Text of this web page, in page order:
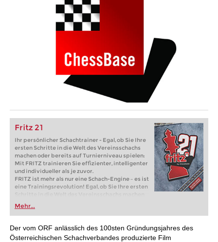
Fritz 21
Ihr persönlicher Schachtrainer - Egal, ob Sie Ihre
ersten Schritte in die Welt des Vereinsschachs
machen oder bereits auf Turnierniveau spielen:
Mit FRITZ trainieren Sie effizienter, intelligenter
und individueller als je zuvor.
FRITZ ist mehr als nur eine Schach-Engine – es ist
eine Trainingsrevolution! Egal, ob Sie Ihre ersten
Schritte in die Welt des Vereinsschachs machen
oder bereits auf Turnierniveau spielen: Mit
FRITZ trainieren Sie effizienter, intelligenter und
individueller als je zuvor.
Mehr...
Der vom ORF anlässlich des 100sten Gründungsjahres des
Österreichischen Schachverbandes produzierte Film